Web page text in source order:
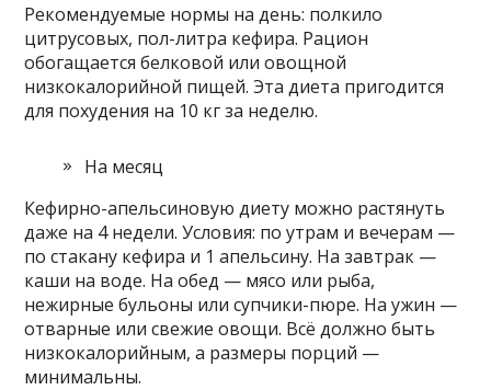
Рекомендуемые нормы на день: полкило
цитрусовых, пол-литра кефира. Рацион
обогащается белковой или овощной
низкокалорийной пищей. Эта диета пригодится
для похудения на 10 кг за неделю.
На месяц
Кефирно-апельсиновую диету можно растянуть
даже на 4 недели. Условия: по утрам и вечерам —
по стакану кефира и 1 апельсину. На завтрак —
каши на воде. На обед — мясо или рыба,
нежирные бульоны или супчики-пюре. На ужин —
отварные или свежие овощи. Всё должно быть
низкокалорийным, а размеры порций —
минимальны.